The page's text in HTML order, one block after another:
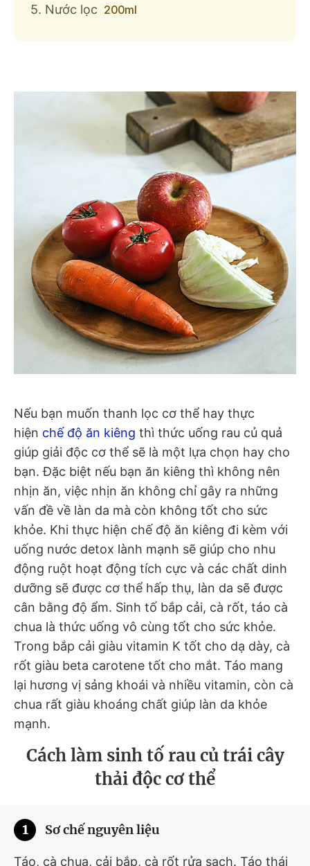
5. Nước lọc 200ml
Nếu bạn muốn thanh lọc cơ thể hay thực
hiện chế độ ăn kiêng thì thức uống rau củ quả
giúp giải độc cơ thể sẽ là một lựa chọn hay cho
bạn. Đặc biệt nếu bạn ăn kiêng thì không nên
nhịn ăn, việc nhịn ăn không chỉ gây ra những
vấn đề về làn da mà còn không tốt cho sức
khỏe. Khi thực hiện chế độ ăn kiêng đi kèm với
uống nước detox lành mạnh sẽ giúp cho nhu
động ruột hoạt động tích cực và các chất dinh
dưỡng sẽ được cơ thể hấp thụ, làn da sẽ được
cân bằng độ ẩm. Sinh tố bắp cải, cà rốt, táo cà
chua là thức uống vô cùng tốt cho sức khỏe.
Trong bắp cải giàu vitamin K tốt cho dạ dày, cà
rốt giàu beta carotene tốt cho mắt. Táo mang
lại hương vị sảng khoái và nhiều vitamin, còn cà
chua rất giàu khoáng chất giúp làn da khỏe
mạnh.
Cách làm sinh tố rau củ trái cây
thải độc cơ thể
1 Sơ chế nguyên liệu
Táo, cà chua, cải bắp, cà rốt rửa sạch. Táo thái